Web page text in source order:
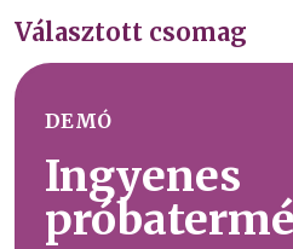
Választott csomag
DEMÓ
Ingyenes